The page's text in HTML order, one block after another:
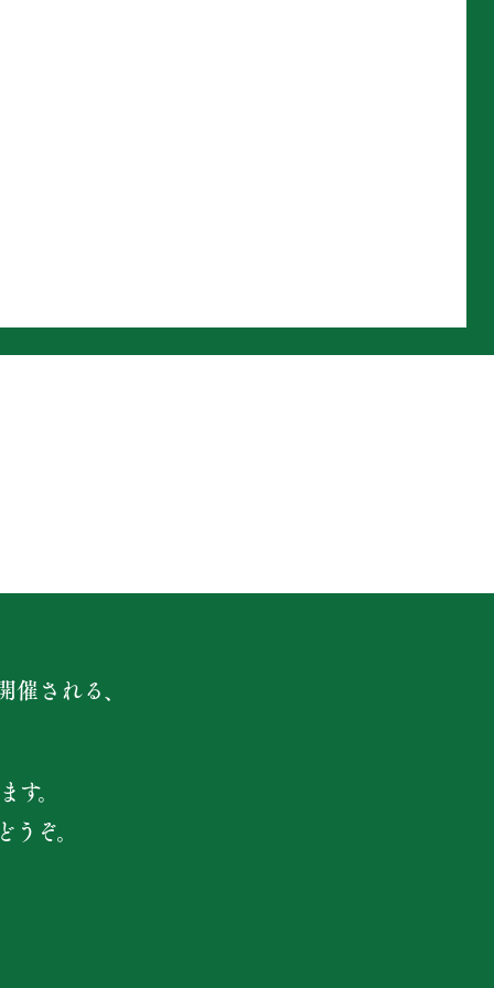
される、
。
ぞ。